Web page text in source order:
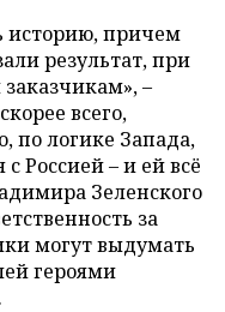
историю, причем
результат, при
–
всего,
по логике Запада,
Россией – и ей всё
Зеленского
за
могут выдумать
героями